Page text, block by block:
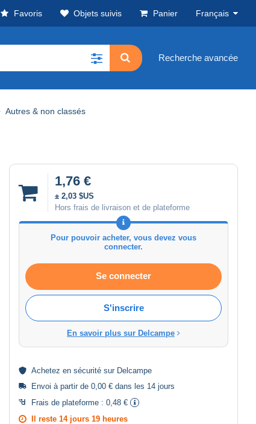
Favoris Objets suivis Panier Français
Recherche avancée
Autres & non classés
1,76 €
± 2,03 $US
Hors frais de livraison et de plateforme
Pour pouvoir acheter, vous devez vous
connecter.
Se connecter
S'inscrire
En savoir plus sur Delcampe
Achetez en sécurité sur Delcampe
Envoi à partir de 0,00 € dans les 14 jours
Frais de plateforme : 0,48 €
Il reste 14 jours 19 heures